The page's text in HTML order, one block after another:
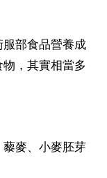
部食品營養成
，其實相當多
麥、小麥胚芽